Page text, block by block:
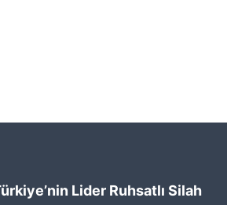
Lider Ruhsatlı Silah